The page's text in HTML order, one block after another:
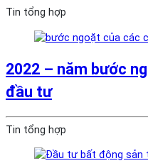
Tin tổng hợp
2022 – năm bước
đầu tư
Tin tổng hợp